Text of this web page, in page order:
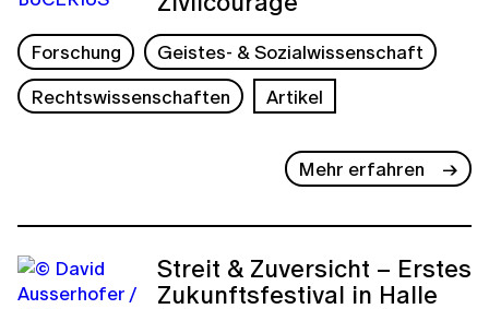
Forschung
Geistes- & Sozialwissenschaft
Rechtswissenschaften
Artikel
Mehr erfahren
Streit & Zuversicht – Erstes
Zukunftsfestival in Halle